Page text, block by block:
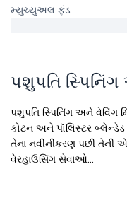
મ્યુચ્યુઅલ ફંડ
પશુપતિ
પશુપતિ સ્પિનિંગ અને વેવિંગ
કોટન અને પૉલિસ્ટર બ્લેન્ડેડ
તેના નવીનીકરણ પછી તેની
વેરહાઉસિંગ સેવાઓ...